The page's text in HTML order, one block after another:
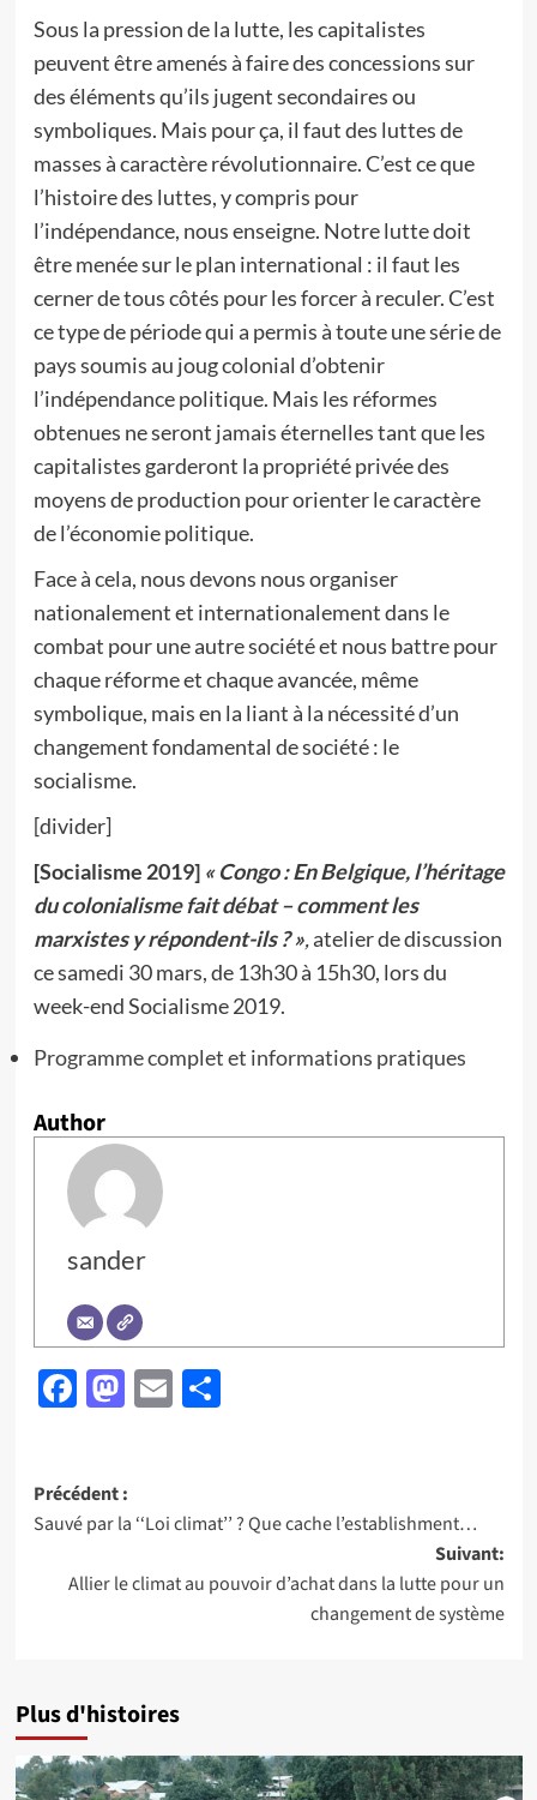
Sous la pression de la lutte, les capitalistes
peuvent être amenés à faire des concessions sur
des éléments qu’ils jugent secondaires ou
symboliques. Mais pour ça, il faut des luttes de
masses à caractère révolutionnaire. C’est ce que
l’histoire des luttes, y compris pour
l’indépendance, nous enseigne. Notre lutte doit
être menée sur le plan international : il faut les
cerner de tous côtés pour les forcer à reculer. C’est
ce type de période qui a permis à toute une série de
pays soumis au joug colonial d’obtenir
l’indépendance politique. Mais les réformes
obtenues ne seront jamais éternelles tant que les
capitalistes garderont la propriété privée des
moyens de production pour orienter le caractère
de l’économie politique.
Face à cela, nous devons nous organiser
nationalement et internationalement dans le
combat pour une autre société et nous battre pour
chaque réforme et chaque avancée, même
symbolique, mais en la liant à la nécessité d’un
changement fondamental de société : le
socialisme.
[divider]
[Socialisme 2019] « Congo : En Belgique, l’héritage
du colonialisme fait débat – comment les
marxistes y répondent-ils ? »,atelier de discussion
ce samedi 30 mars, de 13h30 à 15h30, lors du
week-end Socialisme 2019.
Programme complet et informations pratiques
Author
sander
Facebook
Mastodon
EmailPartager
Navigation
d’article
Précédent :
Sauvé par la ‘‘Loi climat’’ ? Que cache l’establishment…
Suivant:
Allier le climat au pouvoir d’achat dans la lutte pour un
changement de système
Plus d'histoires